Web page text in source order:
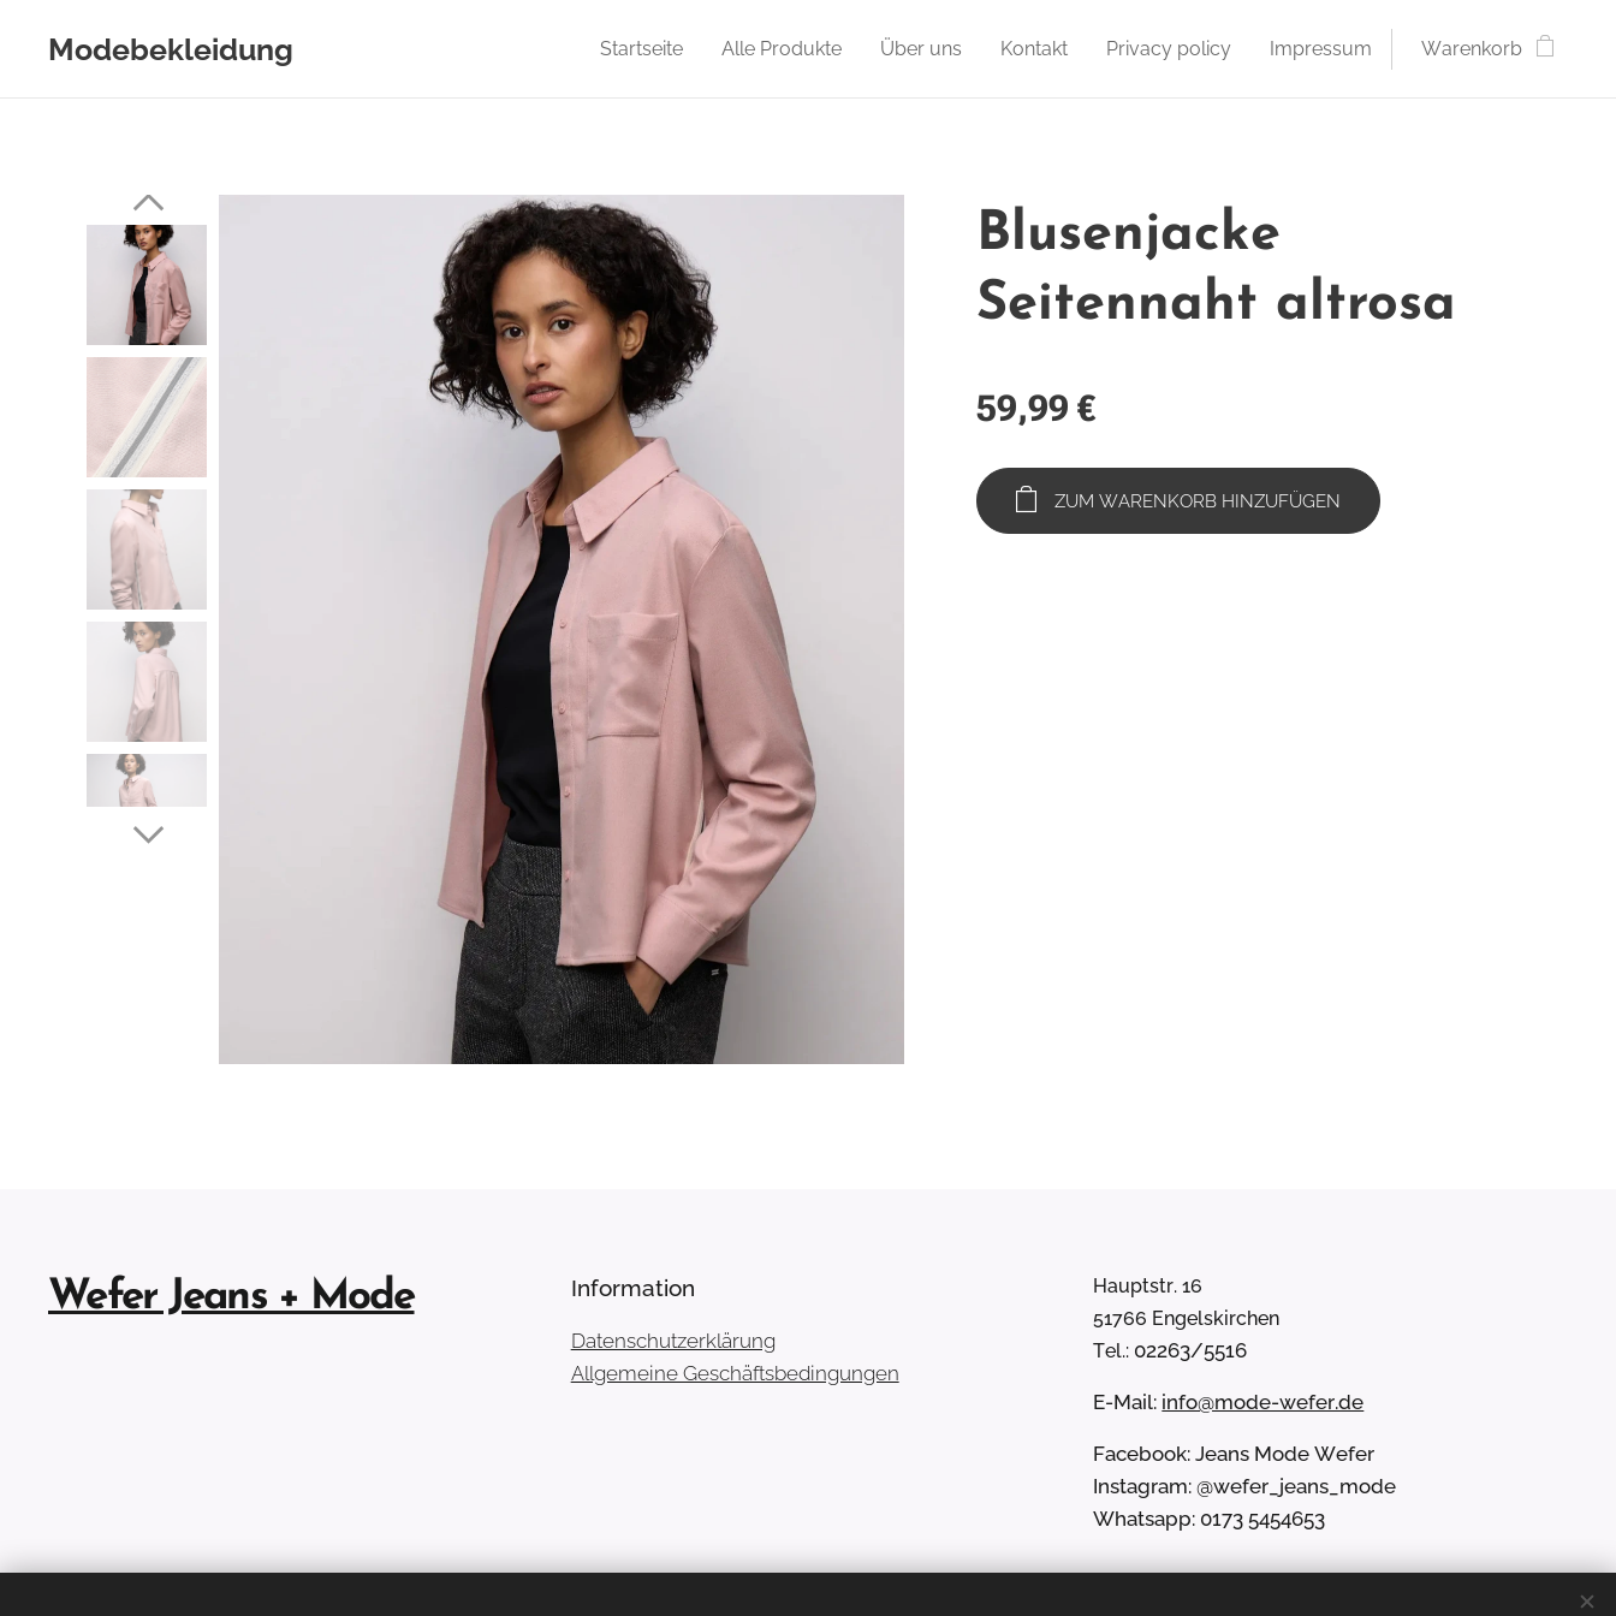
Modebekleidung Startseite Alle Produkte Über uns Kontakt Privacy policy Impressum Warenkorb
Blusenjacke
Seitennaht altrosa
59,99 €
ZUM WARENKORB HINZUFÜGEN
Wefer Jeans + Mode Information
Datenschutzerklärung
Allgemeine Geschäftsbedingungen
Hauptstr. 16
51766 Engelskirchen
Tel.: 02263/5516
E-Mail: info@mode-wefer.de
Facebook: Jeans Mode Wefer
Instagram: @wefer_jeans_mode
Whatsapp: 0173 5454653